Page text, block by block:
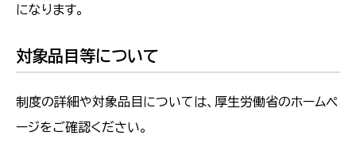
になります。
対象品目等について
制度の詳細や対象品目については、厚生労働省のホームペ
ージをご確認ください。